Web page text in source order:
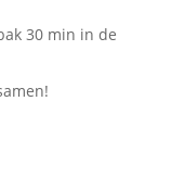
30 min in de